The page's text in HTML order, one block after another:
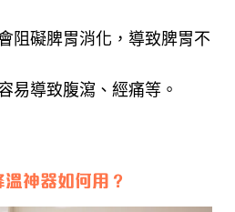
阻礙脾胃消化，導致脾胃不
易導致腹瀉、經痛等。
神器如何用？